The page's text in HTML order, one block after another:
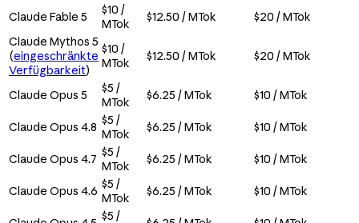
Claude Fable 5
$10 /
MTok
$12.50 / MTok
$20 / MTok
Claude Mythos 5
(eingeschränkte
Verfügbarkeit)
$10 /
MTok
$12.50 / MTok $20 / MTok
Claude Opus 5
$5 /
MTok
$6.25 / MTok $10 / MTok
Claude Opus 4.8 $5 /
MTok
$6.25 / MTok $10 / MTok
Claude Opus 4.7 $5 /
MTok
$6.25 / MTok $10 / MTok
Claude Opus 4.6 $5 /
MTok
$6.25 / MTok $10 / MTok
$5 /